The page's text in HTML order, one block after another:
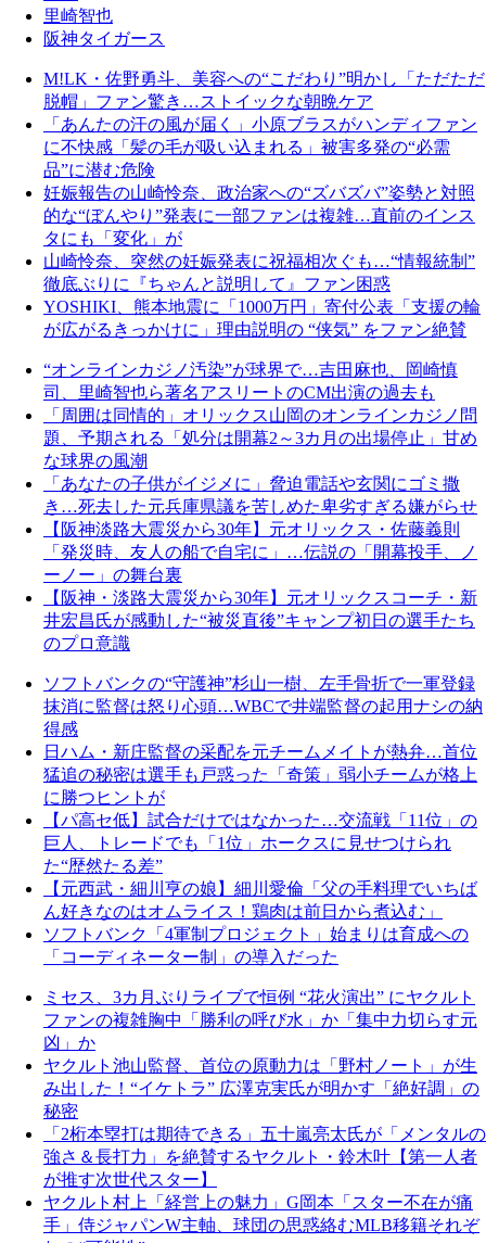
里崎智也
阪神タイガース
M!LK・佐野勇斗、美容への“こだわり”明かし「ただただ
脱帽」ファン驚き…ストイックな朝晩ケア
「あんたの汗の風が届く」小原ブラスがハンディファン
に不快感「髪の毛が吸い込まれる」被害多発の“必需
品”に潜む危険
妊娠報告の山崎怜奈、政治家への“ズバズバ”姿勢と対照
的な“ぼんやり”発表に一部ファンは複雑…直前のインス
タにも「変化」が
山崎怜奈、突然の妊娠発表に祝福相次ぐも…“情報統制”
徹底ぶりに『ちゃんと説明して』ファン困惑
YOSHIKI、熊本地震に「1000万円」寄付公表「支援の輪
が広がるきっかけに」理由説明の “侠気” をファン絶賛
“オンラインカジノ汚染”が球界で…吉田麻也、岡崎慎
司、里崎智也ら著名アスリートのCM出演の過去も
「周囲は同情的」オリックス山岡のオンラインカジノ問
題、予期される「処分は開幕2～3カ月の出場停止」甘め
な球界の風潮
「あなたの子供がイジメに」脅迫電話や玄関にゴミ撒
き…死去した元兵庫県議を苦しめた卑劣すぎる嫌がらせ
【阪神淡路大震災から30年】元オリックス・佐藤義則
「発災時、友人の船で自宅に」…伝説の「開幕投手、ノ
ーノー」の舞台裏
【阪神・淡路大震災から30年】元オリックスコーチ・新
井宏昌氏が感動した“被災直後”キャンプ初日の選手たち
のプロ意識
ソフトバンクの“守護神”杉山一樹、左手骨折で一軍登録
抹消に監督は怒り心頭…WBCで井端監督の起用ナシの納
得感
日ハム・新庄監督の采配を元チームメイトが熱弁…首位
猛追の秘密は選手も戸惑った「奇策」弱小チームが格上
に勝つヒントが
【パ高セ低】試合だけではなかった…交流戦「11位」の
巨人、トレードでも「1位」ホークスに見せつけられ
た“歴然たる差”
【元西武・細川亨の娘】細川愛倫「父の手料理でいちば
ん好きなのはオムライス！鶏肉は前日から煮込む」
ソフトバンク「4軍制プロジェクト」始まりは育成への
「コーディネーター制」の導入だった
ミセス、3カ月ぶりライブで恒例 “花火演出” にヤクルト
ファンの複雑胸中「勝利の呼び水」か「集中力切らす元
凶」か
ヤクルト池山監督、首位の原動力は「野村ノート」が生
み出した！“イケトラ” 広澤克実氏が明かす「絶好調」の
秘密
「2桁本塁打は期待できる」五十嵐亮太氏が「メンタルの
強さ＆長打力」を絶賛するヤクルト・鈴木叶【第一人者
が推す次世代スター】
ヤクルト村上「経営上の魅力」G岡本「スター不在が痛
手」侍ジャパンW主軸、球団の思惑絡むMLB移籍それぞ